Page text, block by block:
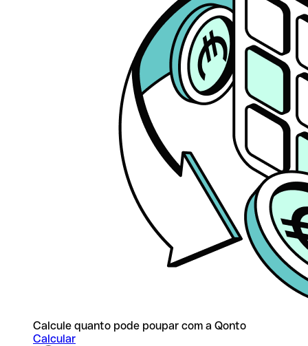
Calcule quanto pode poupar com a Qonto
Calcular